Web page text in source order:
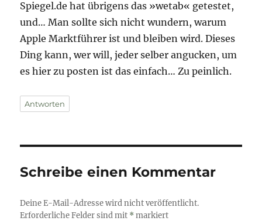
Spiegel.de hat übrigens das »wetab« getestet,
und… Man sollte sich nicht wundern, warum
Apple Marktführer ist und bleiben wird. Dieses
Ding kann, wer will, jeder selber angucken, um
es hier zu posten ist das einfach… Zu peinlich.
Antworten
Schreibe einen Kommentar
Deine E-Mail-Adresse wird nicht veröffentlicht.
Erforderliche Felder sind mit *markiert